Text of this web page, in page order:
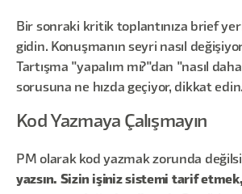
Bir sonraki kritik toplantınıza brief
gidin. Konuşmanın seyri nasıl
Tartışma "yapalım mı?"dan "nasıl
sorusuna ne hızda geçiyor, dikkat edin.
Kod Yazmaya Çalışmayın
PM olarak kod yazmak zorunda
yazsın. Sizin işiniz sistemi tarif